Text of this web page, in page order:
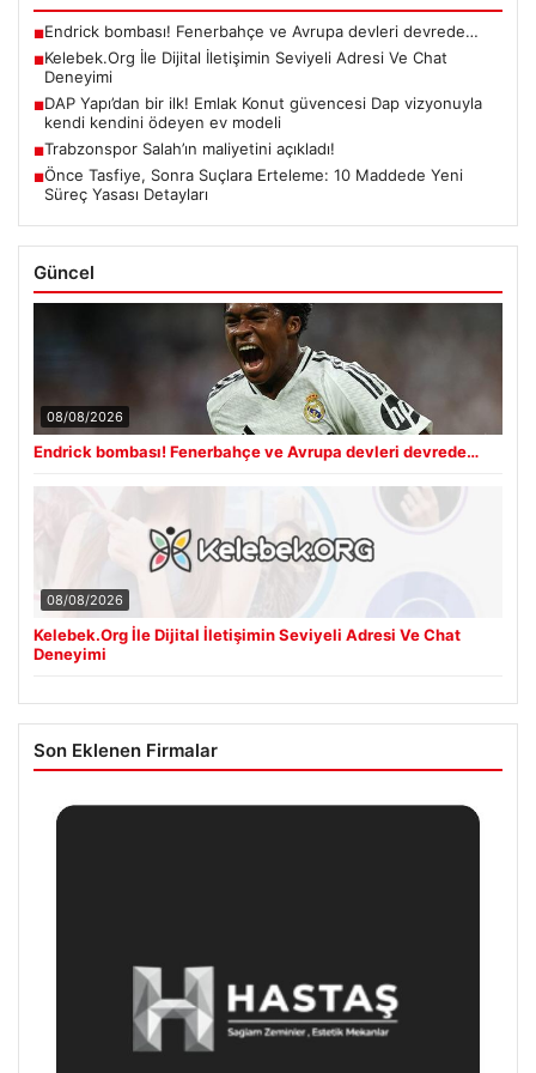
■Endrick bombası! Fenerbahçe ve Avrupa devleri devrede…
■Kelebek.Org İle Dijital İletişimin Seviyeli Adresi Ve Chat
Deneyimi
■DAP Yapı’dan bir ilk! Emlak Konut güvencesi Dap vizyonuyla
kendi kendini ödeyen ev modeli
■Trabzonspor Salah’ın maliyetini açıkladı!
■Önce Tasfiye, Sonra Suçlara Erteleme: 10 Maddede Yeni
Süreç Yasası Detayları
Güncel
08/08/2026
Endrick bombası! Fenerbahçe ve Avrupa devleri devrede…
08/08/2026
Kelebek.Org İle Dijital İletişimin Seviyeli Adresi Ve Chat
Deneyimi
Son Eklenen Firmalar